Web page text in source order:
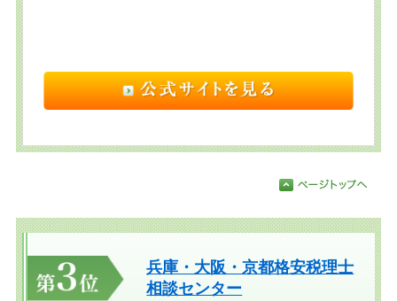
兵庫・大阪・京都格安税理士
相談センター